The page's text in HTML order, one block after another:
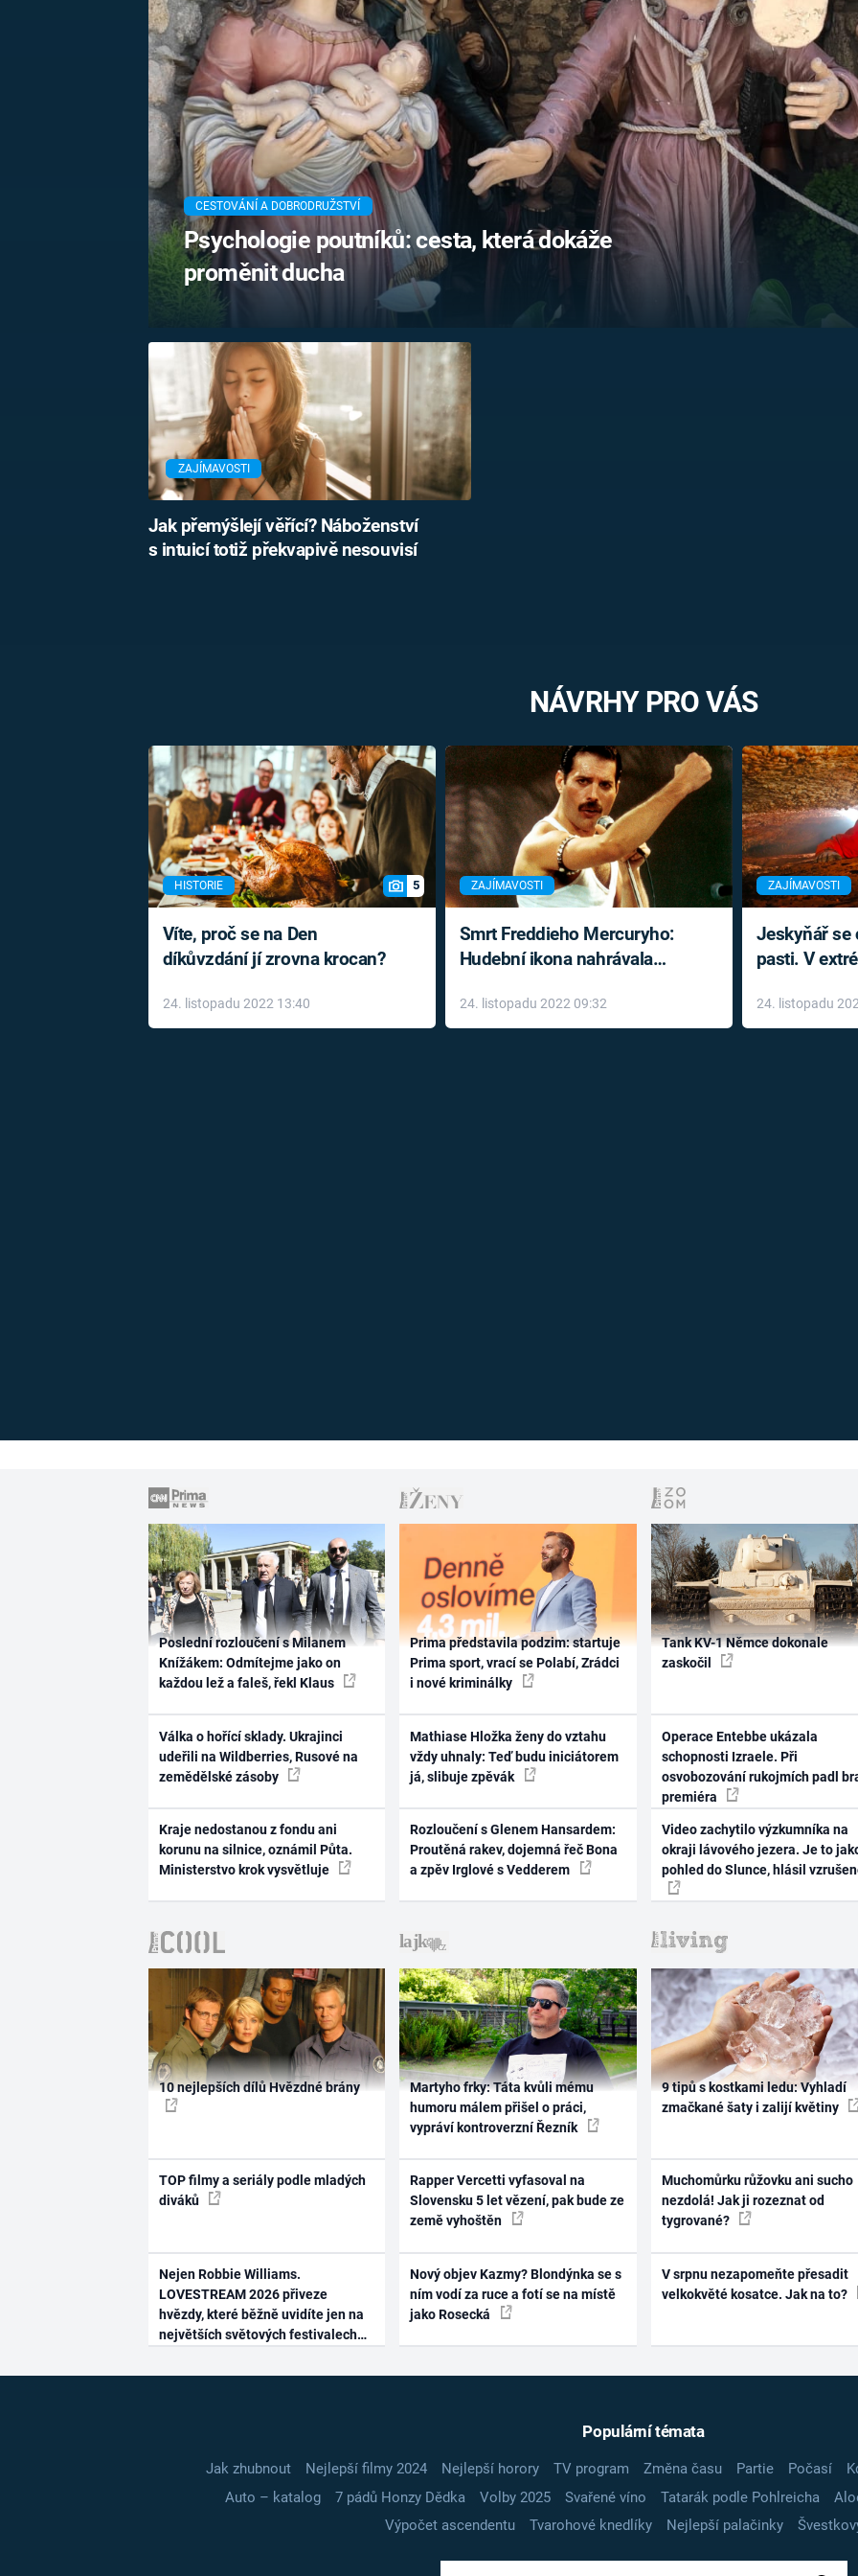
PRVNÍ SVĚTOVÁ
MARIE TEREZIE
NAPOLEON
BONAPARTE
BRITSKÁ
KRÁLOVSKÁ
RODINA
UFO A
MIMOZEMŠŤANÉ
UTAJENÉ PŘÍBĚHY
ČESKÝCH DĚJIN
ALTERNATIVNÍ
HISTORIE
FILMY
REALITA
HORORY
REALITA
OPTICKÉ
KLAMY
CESTOVÁNÍ A DOBRODRUŽSTVÍ
Psychologie poutníků: cesta, která dokáže
proměnit ducha
ZAJÍMAVOSTI
Jak přemýšlejí věřící? Náboženství
s intuicí totiž překvapivě nesouvisí
NÁVRHY PRO VÁS
HISTORIE 5
Víte, proč se na Den
díkůvzdání jí zrovna krocan?
24. listopadu 2022 13:40
ZAJÍMAVOSTI
Smrt Freddieho Mercuryho:
Hudební ikona nahrávala
léky
24. listopadu 2022 09:32
ZAJÍMAVOSTI
Jeskyňář se
pasti. V
24. listopadu
Poslední rozloučení s Milanem
Knížákem: Odmítejme jako on
každou lež a faleš, řekl Klaus
Válka o hořící sklady. Ukrajinci
udeřili na Wildberries, Rusové na
zemědělské zásoby
Kraje nedostanou z fondu ani
korunu na silnice, oznámil Půta.
Ministerstvo krok vysvětluje
Prima představila podzim: startuje
Prima sport, vrací se Polabí, Zrádci
i nové kriminálky
Mathiase Hložka ženy do vztahu
vždy uhnaly: Teď budu iniciátorem
já, slibuje zpěvák
Rozloučení s Glenem Hansardem:
Proutěná rakev, dojemná řeč Bona
a zpěv Irglové s Vedderem
Tank KV-1 Němce dokonale
zaskočil
Operace Entebbe ukázala
schopnosti Izraele. Při
osvobozování rukojmích padl
premiéra
Video zachytilo výzkumníka na
okraji lávového jezera. Je to
pohled do Slunce, hlásil
10 nejlepších dílů Hvězdné brány
TOP filmy a seriály podle mladých
diváků
Nejen Robbie Williams.
LOVESTREAM 2026 přiveze
hvězdy, které běžně uvidíte jen na
největších světových festivalech
Martyho frky: Táta kvůli mému
humoru málem přišel o práci,
vypráví kontroverzní Řezník
Rapper Vercetti vyfasoval na
Slovensku 5 let vězení, pak bude ze
země vyhoštěn
Nový objev Kazmy? Blondýnka se s
ním vodí za ruce a fotí se na místě
jako Rosecká
9 tipů s kostkami ledu: Vyhladí
zmačkané šaty i zalijí květiny
Muchomůrku růžovku ani sucho
nezdolá! Jak ji rozeznat od
tygrované?
V srpnu nezapomeňte přesadit
velkokvěté kosatce. Jak na to?
Populární témata
Jak zhubnout Nejlepší filmy 2024 Nejlepší horory TV program Změna času Partie Počasí
Auto – katalog
7 pádů Honzy Dědka Volby 2025 Svařené víno Tatarák podle Pohlreicha
Výpočet ascendentu
Tvarohové knedlíky Nejlepší palačinky